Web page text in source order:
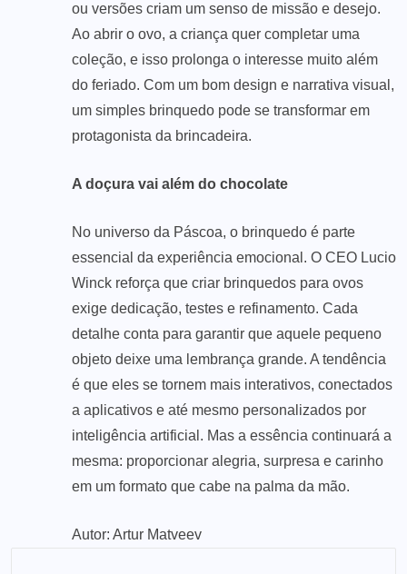
ou versões criam um senso de missão e desejo.
Ao abrir o ovo, a criança quer completar uma
coleção, e isso prolonga o interesse muito além
do feriado. Com um bom design e narrativa visual,
um simples brinquedo pode se transformar em
protagonista da brincadeira.
A doçura vai além do chocolate
No universo da Páscoa, o brinquedo é parte
essencial da experiência emocional. O CEO Lucio
Winck reforça que criar brinquedos para ovos
exige dedicação, testes e refinamento. Cada
detalhe conta para garantir que aquele pequeno
objeto deixe uma lembrança grande. A tendência
é que eles se tornem mais interativos, conectados
a aplicativos e até mesmo personalizados por
inteligência artificial. Mas a essência continuará a
mesma: proporcionar alegria, surpresa e carinho
em um formato que cabe na palma da mão.
Autor: Artur Matveev